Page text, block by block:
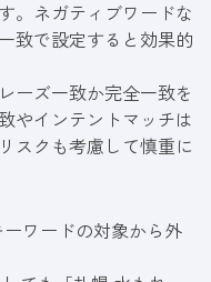
。ネガティブワードな
致で設定すると効果的
ーズ一致か完全一致を
やインテントマッチは
スクも考慮して慎重に
ワードの対象から外